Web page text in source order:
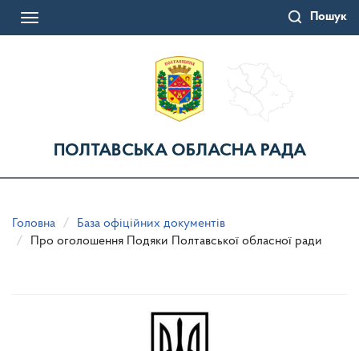
Пошук
Toggle
ПОЛТАВСЬКА ОБЛАСНА РАДА
Головна
База офіційних документів
Про оголошення Подяки Полтавської обласної ради